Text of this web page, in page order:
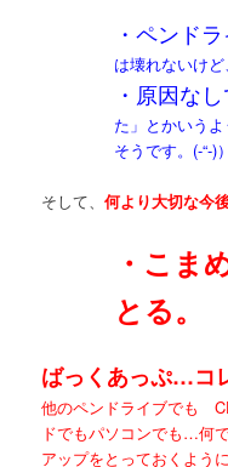
・ペンド
は壊れないけど
・原因なし
た」とかいう
そうです。(-“-)）
そして、何より大切な今
・こま
とる。
ばっくあっぷ…コ
他のペンドライブでも
ドでもパソコンでも…何
アップをとっておくよう